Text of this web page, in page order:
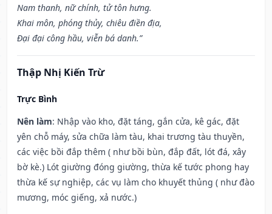
Nam thanh, nữ chính, tử tôn hưng.
Khai môn, phóng thủy, chiêu điền địa,
Đại đại công hầu, viễn bá danh.”
Thập Nhị Kiến Trừ
Trực Bình
Nên làm: Nhập vào kho, đặt táng, gắn cửa, kê gác, đặt
yên chỗ máy, sửa chữa làm tàu, khai trương tàu thuyền,
các việc bồi đắp thêm ( như bồi bùn, đắp đất, lót đá, xây
bờ kè.) Lót giường đóng giường, thừa kế tước phong hay
thừa kế sự nghiệp, các vụ làm cho khuyết thủng ( như đào
mương, móc giếng, xả nước.)